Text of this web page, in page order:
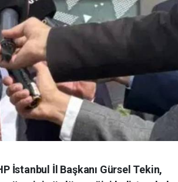
İstanbul İl Başkanı Gürsel Tekin,